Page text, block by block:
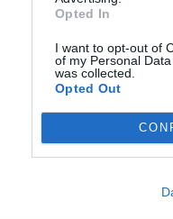
Opted In
I want to opt-out of
of my Personal
was collected.
Opted Out
Didžiojo septyneto
susitikime – Rusijos
propagandos
Žinios
„Facebook“ ėmėsi
politikos: šalins